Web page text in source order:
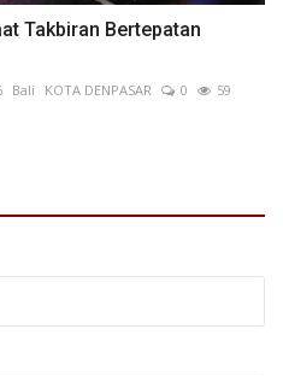
Takbiran Bertepatan
Bali KOTA DENPASAR 0
59